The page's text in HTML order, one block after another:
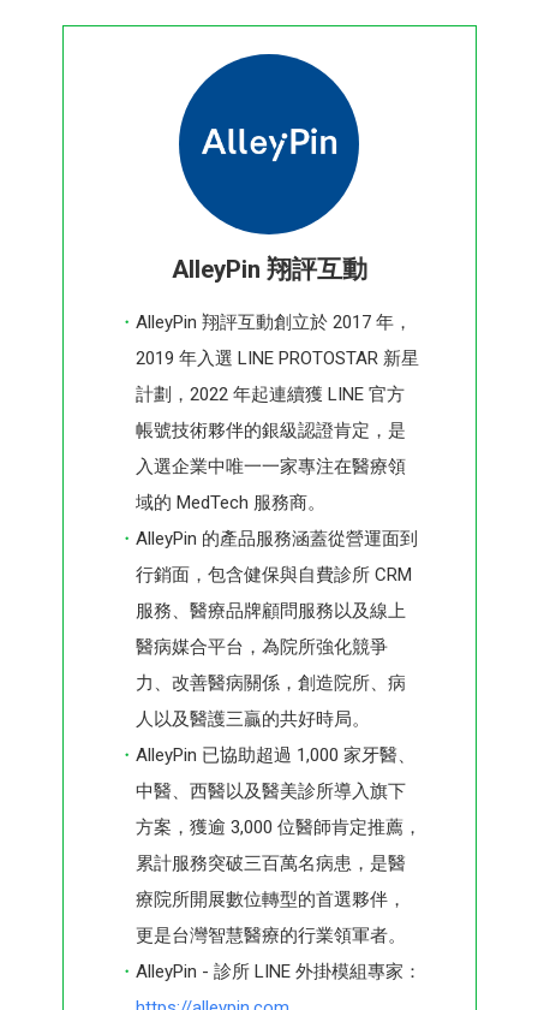
AlleyPin 翔評互動
AlleyPin 翔評互動創立於 2017 年，
2019 年入選 LINE PROTOSTAR 新星
計劃，2022 年起連續獲 LINE 官方
帳號技術夥伴的銀級認證肯定，是
入選企業中唯一一家專注在醫療領
域的 MedTech 服務商。
AlleyPin 的產品服務涵蓋從營運面到
行銷面，包含健保與自費診所 CRM
服務、醫療品牌顧問服務以及線上
醫病媒合平台，為院所強化競爭
力、改善醫病關係，創造院所、病
人以及醫護三贏的共好時局。
AlleyPin 已協助超過 1,000 家牙醫、
中醫、西醫以及醫美診所導入旗下
方案，獲逾 3,000 位醫師肯定推薦，
累計服務突破三百萬名病患，是醫
療院所開展數位轉型的首選夥伴，
更是台灣智慧醫療的行業領軍者。
AlleyPin - 診所 LINE 外掛模組專家：